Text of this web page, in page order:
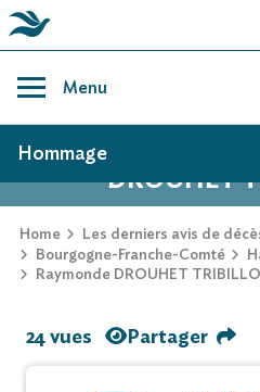
content
Menu
AVIS DE DÉCÈS
DROUHET
Home
Les derniers avis de
Bourgogne-Franche-Comté
Raymonde DROUHET
Hommage
24 vues Partager